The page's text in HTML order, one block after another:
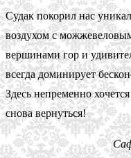
Судак покорил нас
воздухом с
вершинами гор и
всегда доминирует
Здесь непременно
снова вернуться!